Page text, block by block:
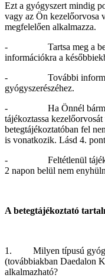
Ezt a gyógyszert mindig
vagy az Ön kezelőorvosa
megfelelően alkalmazza.
- Tartsa meg a
információkra a
- További
gyógyszerészéhez.
- Ha Önnél
tájékoztassa
betegtájékoztatóban fel
is vonatkozik. Lásd 4.
- Feltétlenül
2 napon belül nem
A betegtájékoztató
1. Milyen típusú
(továbbiakban Daedalon
alkalmazható?